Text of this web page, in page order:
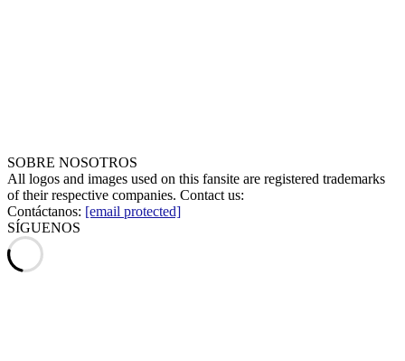
SOBRE NOSOTROS
All logos and images used on this fansite are registered trademarks
of their respective companies. Contact us:
Contáctanos: [email protected]
SÍGUENOS